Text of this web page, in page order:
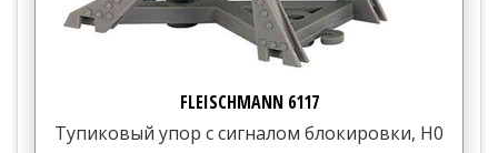
FLEISCHMANN 6117
Тупиковый упор с сигналом блокировки, H0